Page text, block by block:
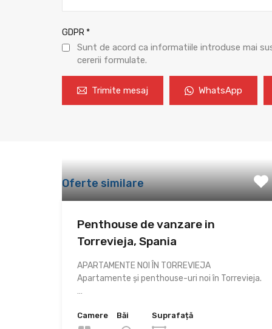
GDPR*
Sunt de acord ca informatiile introduse mai
cererii formulate.
Trimite mesaj WhatsApp
Oferte similare
Penthouse de vanzare in
Torrevieja, Spania
APARTAMENTE NOI ÎN TORREVIEJA
Apartamente și penthouse-uri noi în Torrevieja.
…
Camere
Băi
Suprafață